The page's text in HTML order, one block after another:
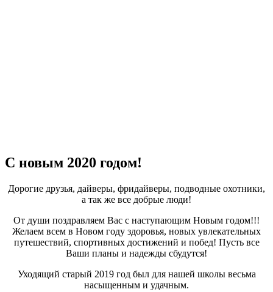
С новым 2020 годом!
Дорогие друзья, дайверы, фридайверы, подводные охотники,
а так же все добрые люди!
От души поздравляем Вас с наступающим Новым годом!!!
Желаем всем в Новом году здоровья, новых увлекательных
путешествий, спортивных достижений и побед! Пусть все
Ваши планы и надежды сбудутся!
Уходящий старый 2019 год был для нашей школы весьма
насыщенным и удачным.